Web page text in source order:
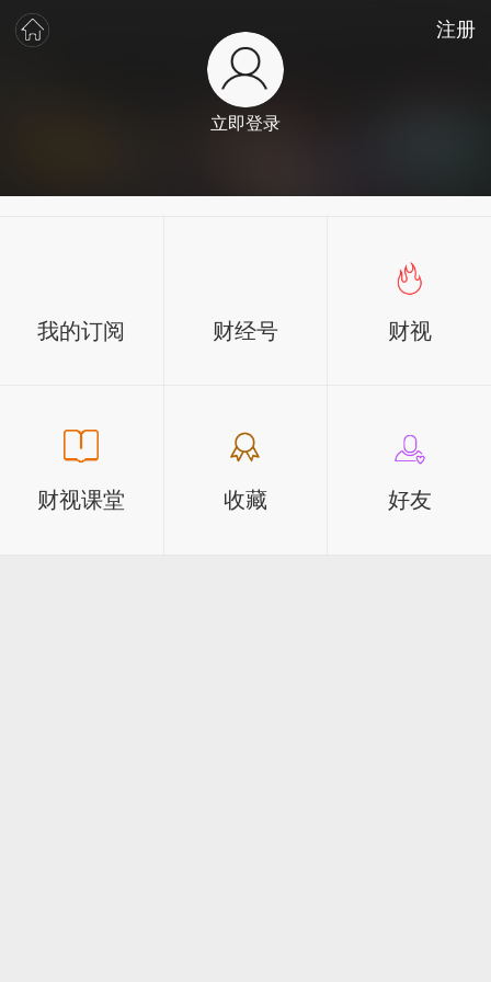
注册
立即登录
我的订阅 财经号 财视
财视课堂 收藏 好友